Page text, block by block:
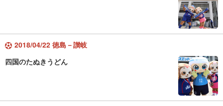
2018/04/22 徳島－讃岐
四国のたぬきうどん